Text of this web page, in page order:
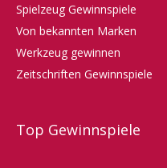
Spielzeug Gewinnspiele
Von bekannten Marken
Werkzeug gewinnen
Zeitschriften Gewinnspiele
Top Gewinnspiele